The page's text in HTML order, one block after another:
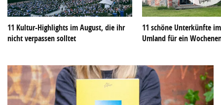
11 Kultur-Highlights im August, die ihr
nicht verpassen solltet
11 schöne Unterkünfte
Umland für ein